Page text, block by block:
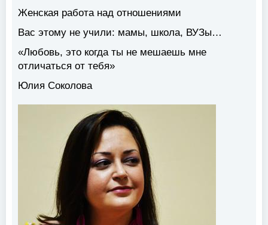
Женская работа над отношениями
Вас этому не учили: мамы, школа, ВУЗы…
«Любовь, это когда ты не мешаешь мне
отличаться от тебя»
Юлия Соколова